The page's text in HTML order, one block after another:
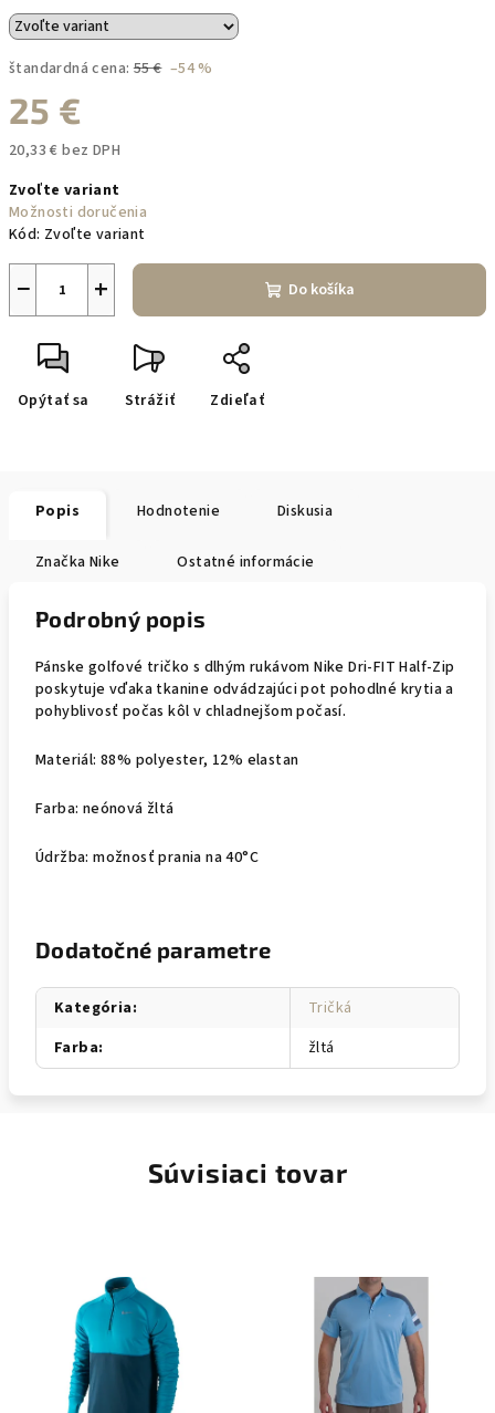
štandardná cena: 55 € –54 %
25 €
20,33 € bez DPH
cena:
Zvoľte variant
Možnosti doručenia
Kód: Zvoľte variant
+
− Do košíka
Opýtať sa Strážiť Zdieľať
Popis Hodnotenie Diskusia
Značka Nike Ostatné informácie
Podrobný popis
Pánske golfové tričko s dlhým rukávom Nike Dri-FIT Half-Zip
poskytuje vďaka tkanine odvádzajúci pot pohodlné krytia a
pohyblivosť počas kôl v chladnejšom počasí.
Materiál: 88% polyester, 12% elastan
Farba: neónová žltá
Údržba: možnosť prania na 40°C
Dodatočné parametre
Kategória:
Tričká
Farba: žltá
Súvisiaci tovar